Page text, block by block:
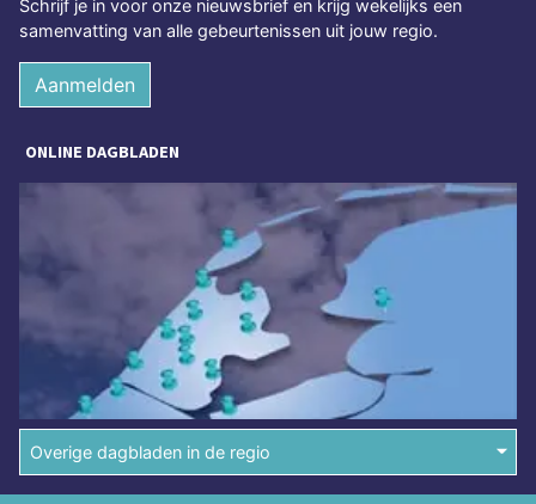
Schrijf je in voor onze nieuwsbrief en krijg wekelijks een
samenvatting van alle gebeurtenissen uit jouw regio.
Aanmelden
ONLINE DAGBLADEN
Overige dagbladen in de regio